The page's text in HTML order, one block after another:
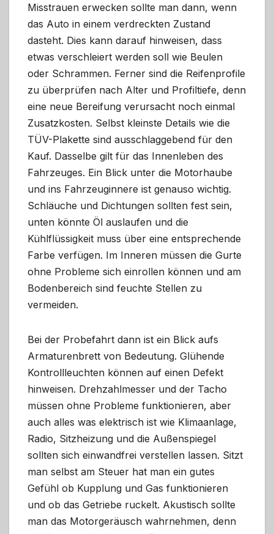
Misstrauen erwecken sollte man dann, wenn
das Auto in einem verdreckten Zustand
dasteht. Dies kann darauf hinweisen, dass
etwas verschleiert werden soll wie Beulen
oder Schrammen. Ferner sind die Reifenprofile
zu überprüfen nach Alter und Profiltiefe, denn
eine neue Bereifung verursacht noch einmal
Zusatzkosten. Selbst kleinste Details wie die
TÜV-Plakette sind ausschlaggebend für den
Kauf. Dasselbe gilt für das Innenleben des
Fahrzeuges. Ein Blick unter die Motorhaube
und ins Fahrzeuginnere ist genauso wichtig.
Schläuche und Dichtungen sollten fest sein,
unten könnte Öl auslaufen und die
Kühlflüssigkeit muss über eine entsprechende
Farbe verfügen. Im Inneren müssen die Gurte
ohne Probleme sich einrollen können und am
Bodenbereich sind feuchte Stellen zu
vermeiden.
Bei der Probefahrt dann ist ein Blick aufs
Armaturenbrett von Bedeutung. Glühende
Kontrollleuchten können auf einen Defekt
hinweisen. Drehzahlmesser und der Tacho
müssen ohne Probleme funktionieren, aber
auch alles was elektrisch ist wie Klimaanlage,
Radio, Sitzheizung und die Außenspiegel
sollten sich einwandfrei verstellen lassen. Sitzt
man selbst am Steuer hat man ein gutes
Gefühl ob Kupplung und Gas funktionieren
und ob das Getriebe ruckelt. Akustisch sollte
man das Motorgeräusch wahrnehmen, denn